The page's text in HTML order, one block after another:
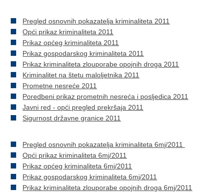
Pregled osnovnih pokazatelja kriminaliteta 2011
Opći prikaz kriminaliteta 2011
Prikaz općeg kriminaliteta 2011
Prikaz gospodarskog kriminaliteta 2011
Prikaz kriminaliteta zlouporabe opojnih droga 2011
Kriminalitet na štetu maloljetnika 2011
Prometne nesreće 2011
Poredbeni prikaz prometnih nesreća i posljedica 2011
Javni red - opći pregled prekršaja 2011
Sigurnost državne granice 2011
Pregled osnovnih pokazatelja kriminaliteta 6mj/2011
Opći prikaz kriminaliteta 6mj/2011
Prikaz općeg kriminaliteta 6mj/2011
Prikaz gospodarskog kriminaliteta 6mj/2011
Prikaz kriminaliteta zlouporabe opojnih droga 6mj/2011